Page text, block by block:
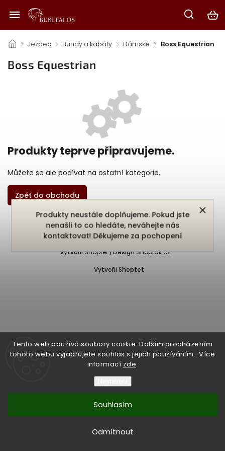
Tento web používá soubory cookie. Dalším procházením
tohoto webu vyjadřujete souhlas s jejich používáním.. Více
informací zde.
Odmítnout
Souhlasím
Produkty neustále doplňujeme. Pokud jste
nenašli to co hledáte, neváhejte nás
kontaktovat! Děkujeme za pochopení
/ Jezdec / Bundy a kabáty / Dámské / Boss Equestrian
Boss Equestrian
Produkty teprve připravujeme.
Můžete se ale podívat na ostatní kategorie.
Zpět do obchodu
Vytvořil Shoptet
Copyright 2026Bukefalos. Všechna práva vyhrazena.
Vytvořil Shoptet | Design Shoptak.cz